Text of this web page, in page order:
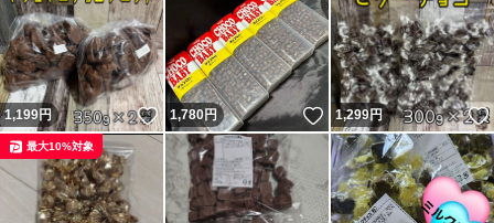
1,199円 いいね！
1,780円 いいね！
1,299円
最大10%対象